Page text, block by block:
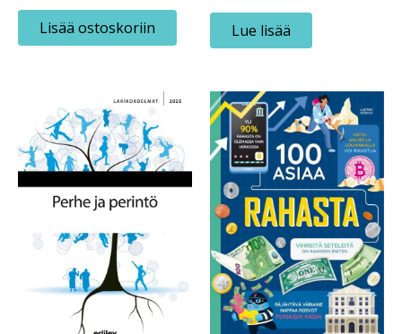
Lisää ostoskoriin Lue lisää